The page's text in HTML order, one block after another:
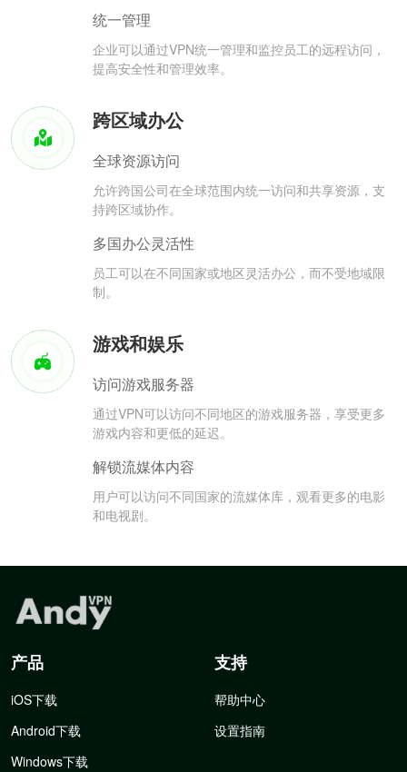
统一管理
企业可以通过VPN统一管理和监控员工的远程访问，
提高安全性和管理效率。
跨区域办公
全球资源访问
允许跨国公司在全球范围内统一访问和共享资源，支
持跨区域协作。
多国办公灵活性
员工可以在不同国家或地区灵活办公，而不受地域限
制。
游戏和娱乐
访问游戏服务器
通过VPN可以访问不同地区的游戏服务器，享受更多
游戏内容和更低的延迟。
解锁流媒体内容
用户可以访问不同国家的流媒体库，观看更多的电影
和电视剧。
产品
iOS下载
Android下载
Windows下载
支持
帮助中心
设置指南